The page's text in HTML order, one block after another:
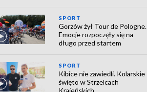
SPORT
Gorzów żył Tour de Pologne.
Emocje rozpoczęły się na
długo przed startem
SPORT
Kibice nie zawiedli. Kolarskie
święto w Strzelcach
Krajeńskich